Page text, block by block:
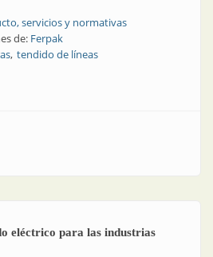
servicios y normativas
de: Ferpak
tendido de líneas
de líneas | Escaleras y estructuras
eléctrico para las industrias